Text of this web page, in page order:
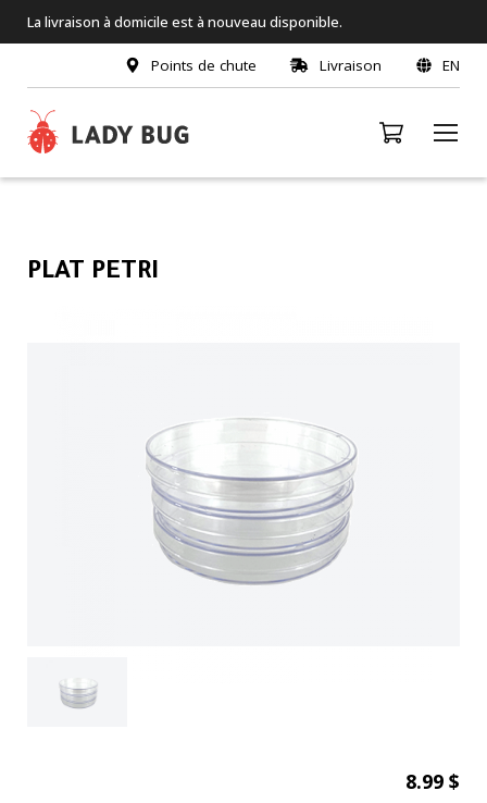
La livraison à domicile est à nouveau disponible.
Points de chute Livraison EN
PLAT PETRI
8.99 $